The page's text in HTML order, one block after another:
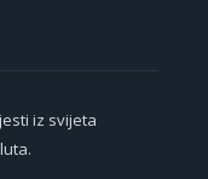
iz svijeta